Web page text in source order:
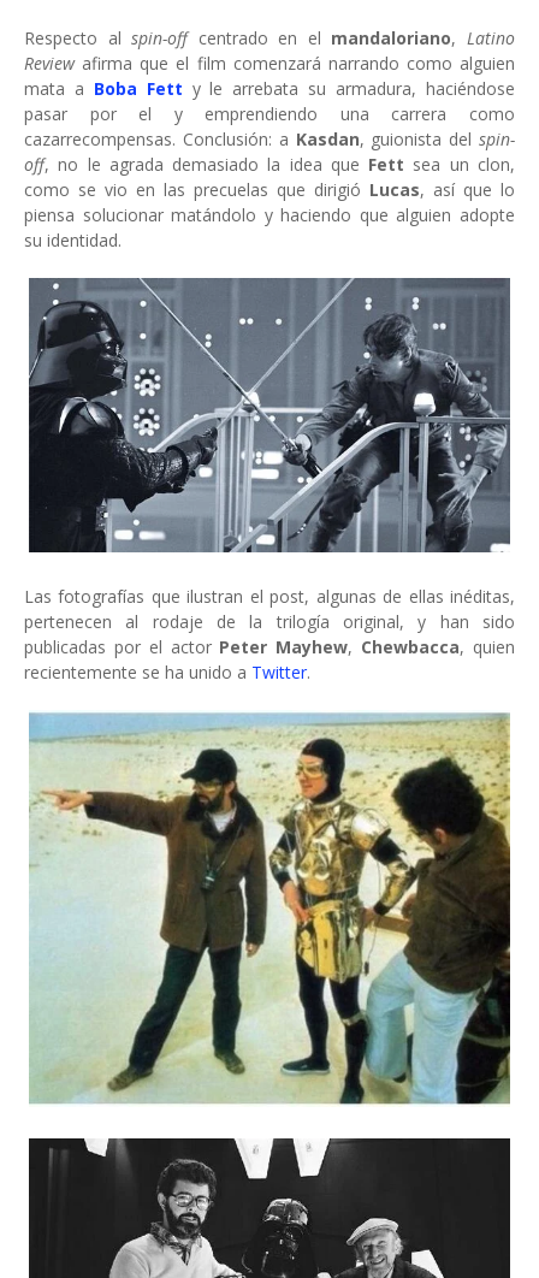
Respecto alspin-offcentrado en el mandaloriano,Latino
Reviewafirma que el film comenzará narrando como alguien
mata a Boba Fett y le arrebata su armadura, haciéndose
pasar por el y emprendiendo una carrera como
cazarrecompensas. Conclusión: a Kasdan, guionista del spin-
off, no le agrada demasiado la idea que Fett sea un clon,
como se vio en las precuelas que dirigió Lucas, así que lo
piensa solucionar matándolo y haciendo que alguien adopte
su identidad.
Las fotografías que ilustran el post, algunas de ellas inéditas,
pertenecen al rodaje de la trilogía original, y han sido
publicadas por el actor Peter Mayhew, Chewbacca, quien
recientemente se ha unido a Twitter.